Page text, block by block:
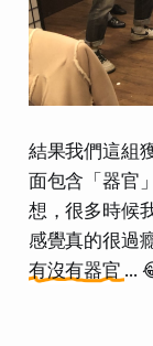
結果我們這組
面包含「器官
想，很多時候
感覺真的很過
有沒有器官 ...